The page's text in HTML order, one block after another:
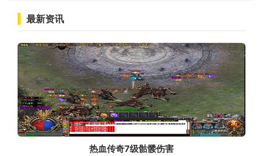
最新资讯
热血传奇7级骷髅伤害